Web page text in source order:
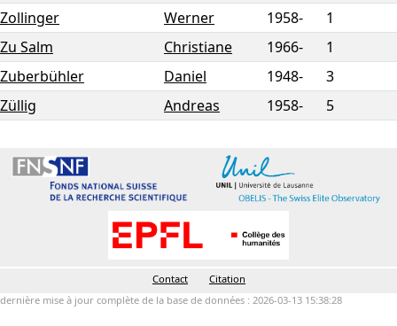
Zollinger
Werner 1958-
1
Zu Salm
Christiane 1966-
1
Zuberbühler
Daniel 1948-
3
Züllig
Andreas 1958- 5
Contact
Citation
dernière mise à jour complète de la base de données : 2026-03-13 15:38:28